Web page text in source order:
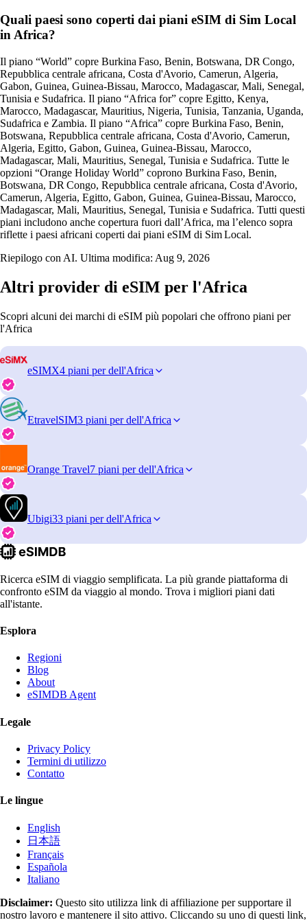
Quali paesi sono coperti dai piani eSIM di Sim Local
in Africa?
Il piano “World” copre Burkina Faso, Benin, Botswana, DR Congo,
Repubblica centrale africana, Costa d'Avorio, Camerun, Algeria,
Gabon, Guinea, Guinea‑Bissau, Marocco, Madagascar, Mali, Senegal,
Tunisia e Sudafrica. Il piano “Africa for” copre Egitto, Kenya,
Marocco, Madagascar, Mauritius, Nigeria, Tunisia, Tanzania, Uganda,
Sudafrica e Zambia. Il piano “Africa” copre Burkina Faso, Benin,
Botswana, Repubblica centrale africana, Costa d'Avorio, Camerun,
Algeria, Egitto, Gabon, Guinea, Guinea‑Bissau, Marocco,
Madagascar, Mali, Mauritius, Senegal, Tunisia e Sudafrica. Tutte le
opzioni “Orange Holiday World” coprono Burkina Faso, Benin,
Botswana, DR Congo, Repubblica centrale africana, Costa d'Avorio,
Camerun, Algeria, Egitto, Gabon, Guinea, Guinea‑Bissau, Marocco,
Madagascar, Mali, Mauritius, Senegal, Tunisia e Sudafrica. Tutti questi
piani includono anche copertura fuori dall’Africa, ma l’elenco sopra
riflette i paesi africani coperti dai piani eSIM di Sim Local.
Riepilogo con AI. Ultima modifica: Aug 9, 2026
Altri provider di eSIM per l'Africa
Scopri alcuni dei marchi di eSIM più popolari che offrono piani per
l'Africa
eSIMX4 piani per dell'Africa
EtravelSIM3 piani per dell'Africa
Orange Travel7 piani per dell'Africa
Ubigi33 piani per dell'Africa
Ricerca eSIM di viaggio semplificata. La più grande piattaforma di
confronto eSIM da viaggio al mondo. Trova i migliori piani dati
all'istante.
Esplora
Regioni
Blog
About
eSIMDB Agent
Legale
Privacy Policy
Termini di utilizzo
Contatto
Le lingue
English
日本語
Français
Española
Italiano
Disclaimer: Questo sito utilizza link di affiliazione per supportare il
nostro lavoro e mantenere il sito attivo. Cliccando su uno di questi link,